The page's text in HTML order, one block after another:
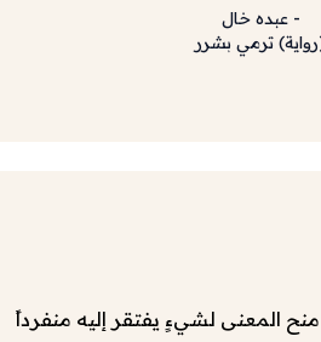
-عبده خال
رواية) ترمي بشرر
المعنى لشيءٍ يفتقر إليه منفرداً